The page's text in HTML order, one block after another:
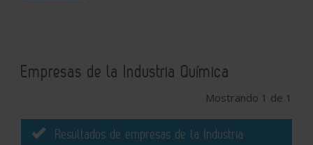
Empresas de la Industria Química
Mostrando 1 de 1
Resultados de empresas de la Industria